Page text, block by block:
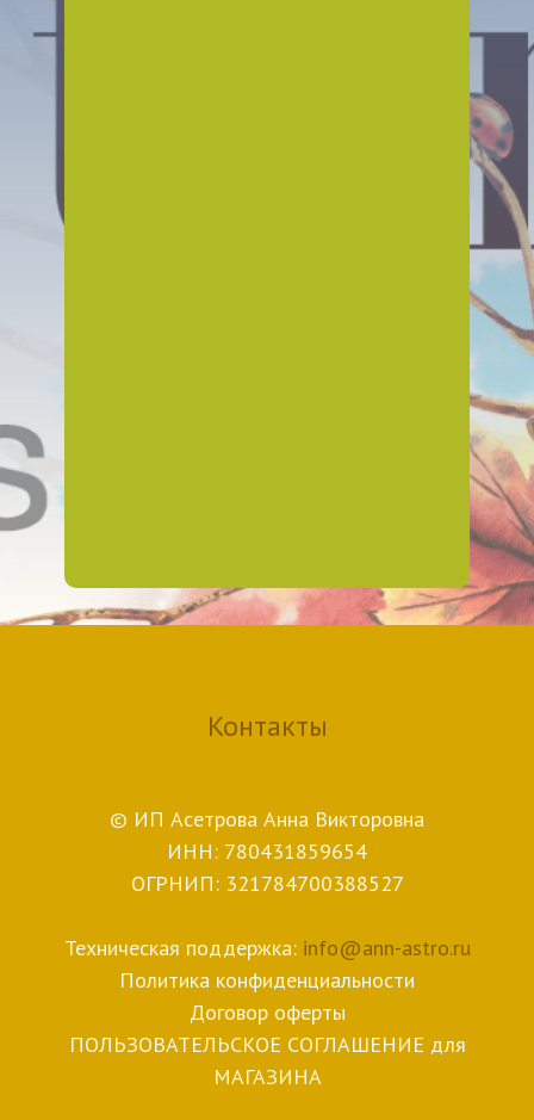
Контакты
© ИП Асетрова Анна Викторовна
ИНН: 780431859654
ОГРНИП: 321784700388527
Техническая поддержка: info@ann-astro.ru
Политика конфиденциальности
Договор оферты
ПОЛЬЗОВАТЕЛЬСКОЕ СОГЛАШЕНИЕ для
МАГАЗИНА